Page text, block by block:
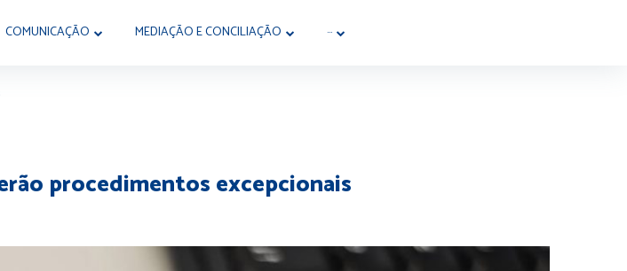
COMUNICAÇÃO MEDIAÇÃO E CONCILIAÇÃO ···
procedimentos excepcionais